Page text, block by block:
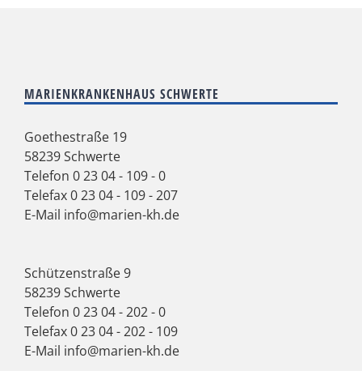
MARIENKRANKENHAUS SCHWERTE
Goethestraße 19
58239 Schwerte
Telefon 0 23 04 - 109 - 0
Telefax 0 23 04 - 109 - 207
E-Mail info@marien-kh.de
Schützenstraße 9
58239 Schwerte
Telefon 0 23 04 - 202 - 0
Telefax 0 23 04 - 202 - 109
E-Mail info@marien-kh.de